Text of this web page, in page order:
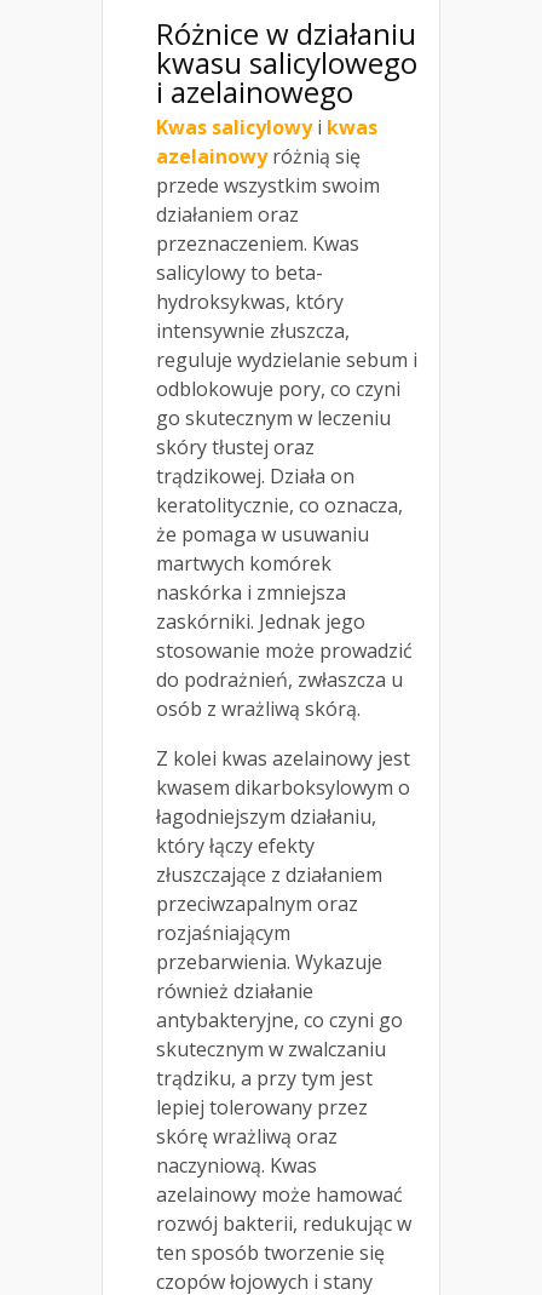
Różnice w działaniu
kwasu salicylowego
i azelainowego
Kwas salicylowyi kwas
azelainowyróżnią się
przede wszystkim swoim
działaniem oraz
przeznaczeniem. Kwas
salicylowy to beta-
hydroksykwas, który
intensywnie złuszcza,
reguluje wydzielanie sebum i
odblokowuje pory, co czyni
go skutecznym w leczeniu
skóry tłustej oraz
trądzikowej. Działa on
keratolitycznie, co oznacza,
że pomaga w usuwaniu
martwych komórek
naskórka i zmniejsza
zaskórniki. Jednak jego
stosowanie może prowadzić
do podrażnień, zwłaszcza u
osób z wrażliwą skórą.
Z kolei kwas azelainowy jest
kwasem dikarboksylowym o
łagodniejszym działaniu,
który łączy efekty
złuszczające z działaniem
przeciwzapalnym oraz
rozjaśniającym
przebarwienia. Wykazuje
również działanie
antybakteryjne, co czyni go
skutecznym w zwalczaniu
trądziku, a przy tym jest
lepiej tolerowany przez
skórę wrażliwą oraz
naczyniową. Kwas
azelainowy może hamować
rozwój bakterii, redukując w
ten sposób tworzenie się
czopów łojowych i stany